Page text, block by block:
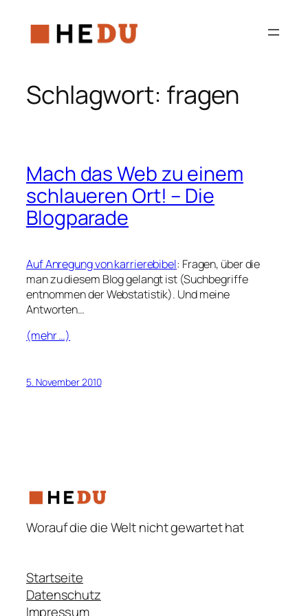
Inhalt
springen
Schlagwort: fragen
Mach das Web zu einem
schlaueren Ort! – Die
Blogparade
Auf Anregung von karrierebibel: Fragen, über die
man zu diesem Blog gelangt ist (Suchbegriffe
entnommen der Webstatistik). Und meine
Antworten…
(mehr …)
5. November 2010
Worauf die die Welt nicht gewartet hat
Startseite
Datenschutz
Impressum